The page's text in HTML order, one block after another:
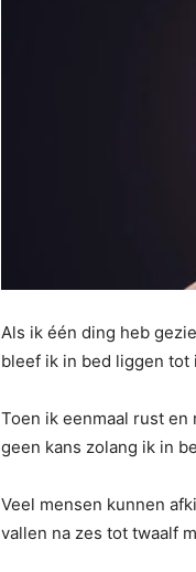
Als ik één ding heb
bleef ik in bed liggen tot
Toen ik eenmaal rust
geen kans zolang ik in
Veel mensen kunnen
vallen na zes tot twaalf